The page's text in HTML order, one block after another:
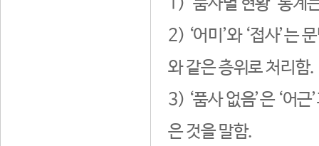
1) '품사별 현황' 통계
2) ‘어미’와 ‘접사’는
와 같은 층위로 처리함.
3) ‘품사 없음’은 ‘어
은 것을 말함.